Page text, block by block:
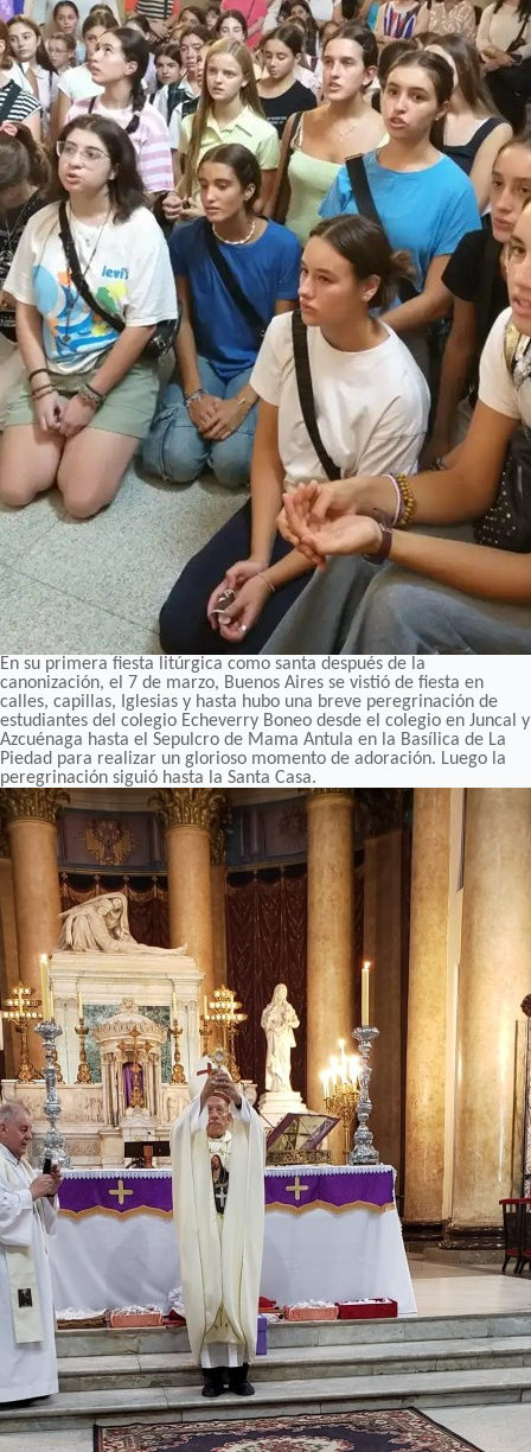
En su primera fiesta litúrgica como santa después de la
canonización, el 7 de marzo, Buenos Aires se vistió de fiesta en
calles, capillas, Iglesias y hasta hubo una breve peregrinación de
estudiantes del colegio Echeverry Boneo desde el colegio en Juncal y
Azcuénaga hasta el Sepulcro de Mama Antula en la Basílica de La
Piedad para realizar un glorioso momento de adoración. Luego la
peregrinación siguió hasta la Santa Casa.